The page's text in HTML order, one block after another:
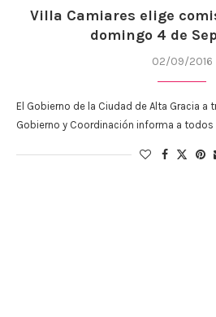
Villa Camiares elige
domingo 4 de
02/09/2016
El Gobierno de la Ciudad de Alta Gracia a
Gobierno y Coordinación informa a